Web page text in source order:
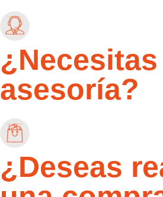
asesoría?
¿Deseas